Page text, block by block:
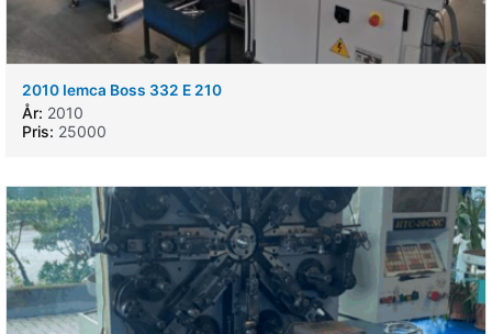
2010 Iemca Boss 332 E 210
År: 2010
Pris: 25000